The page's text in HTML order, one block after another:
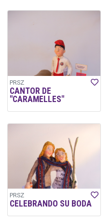
PRSZ
CANTOR DE
"CARAMELLES"
PRSZ
CELEBRANDO SU BODA